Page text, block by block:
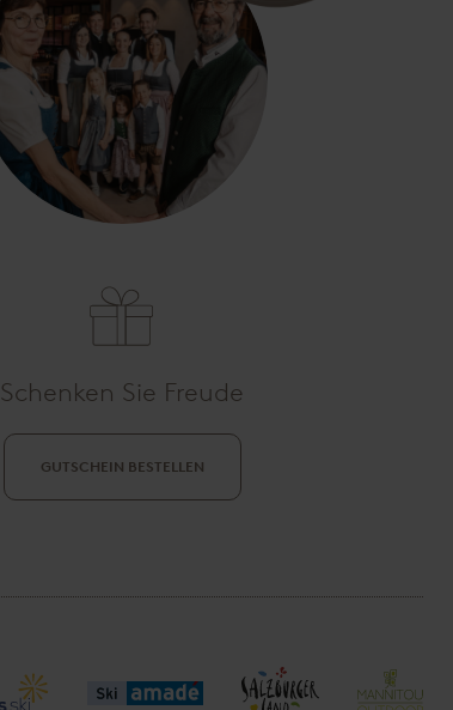
Schenken Sie Freude
GUTSCHEIN BESTELLEN